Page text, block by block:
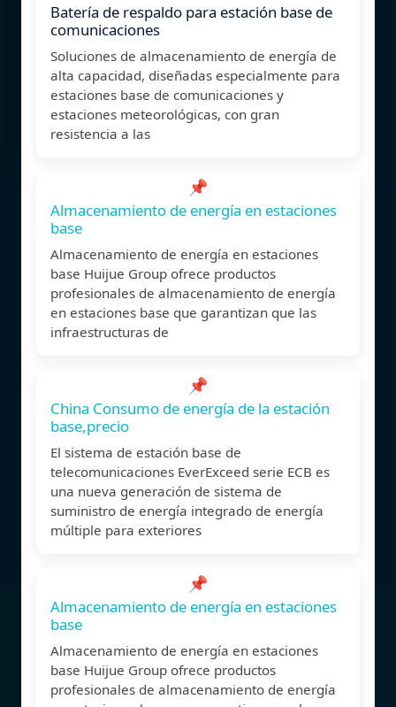
Batería de respaldo para estación base de
comunicaciones
Soluciones de almacenamiento de energía de
alta capacidad, diseñadas especialmente para
estaciones base de comunicaciones y
estaciones meteorológicas, con gran
resistencia a las
📌
Almacenamiento de energía en estaciones
base
Almacenamiento de energía en estaciones
base Huijue Group ofrece productos
profesionales de almacenamiento de energía
en estaciones base que garantizan que las
infraestructuras de
📌
China Consumo de energía de la estación
base,precio
El sistema de estación base de
telecomunicaciones EverExceed serie ECB es
una nueva generación de sistema de
suministro de energía integrado de energía
múltiple para exteriores
📌
Almacenamiento de energía en estaciones
base
Almacenamiento de energía en estaciones
base Huijue Group ofrece productos
profesionales de almacenamiento de energía